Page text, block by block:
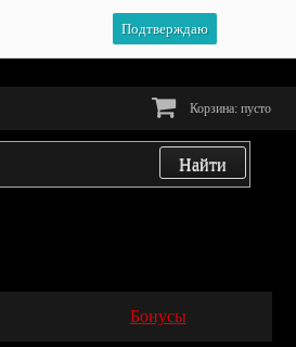
Подтверждаю
Корзина: пусто
Бонусы